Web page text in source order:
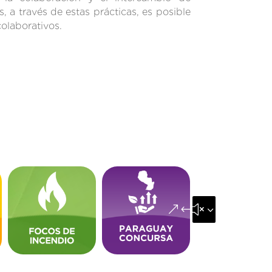
a través de estas prácticas, es posible
&#x35;